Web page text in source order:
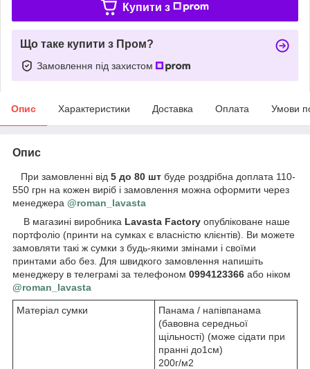
Купити з
Що таке купити з Пром?
Замовлення під захистом
Опис Характеристики Доставка Оплата Умови
Опис
При замовленні від 5 до 80 шт буде роздрібна доплата 110-
550 грн на кожен виріб і замовлення можна оформити через
менеджера @roman_lavasta
В магазині виробника Lavasta Factory опубліковане наше
портфоліо (принти на сумках є власністю клієнтів). Ви можете
замовляти такі ж сумки з будь-якими змінами і своїми
принтами або без. Для швидкого замовлення напишіть
менеджеру в телеграмі за телефоном 0994123366 або ніком
@roman_lavasta
Матеріал сумки
Панама / напівпанама
(бавовна середньої
щільності) (може сідати при
пранні до1см)
200г/м2